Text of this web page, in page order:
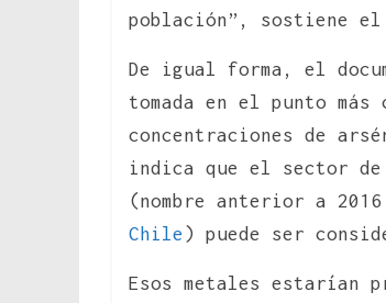
población”, sostiene el
De igual forma, el
tomada en el punto más
concentraciones de
indica que el sector de
(nombre anterior a
Chile ) puede ser
Esos metales estarían